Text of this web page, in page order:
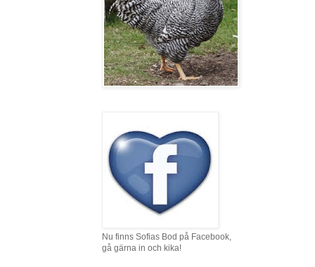
Nu finns Sofias Bod på Facebook,
gå gärna in och kika!